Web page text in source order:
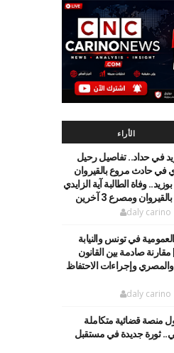
الأراء
في حداد.. تفاصيل رحيل
في حادث مروع بالقيروان
وفاة الطالبة آية الزايدي
ومصرع 3 آخرين
daly carino
العمومية في تونس والنيابة
صادمة بين القانون
والمصري وإجراءات الاحتفاظ
daly carino
منصة قضائية متكاملة
ثورة جديدة في مستقبل